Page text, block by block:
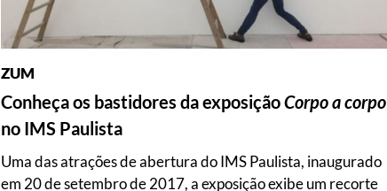
ZUM
Conheça os bastidores da exposiçãoCorpo a corpo
no IMS Paulista
Uma das atrações de abertura do IMS Paulista, inaugurado
em 20 de setembro de 2017, a exposição exibe um recorte